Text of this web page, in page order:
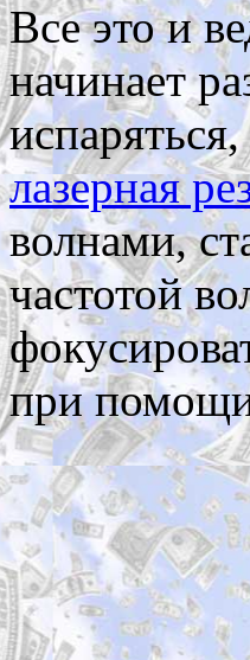
Все это и
начинает
лазерная
волнами,
частотой
при